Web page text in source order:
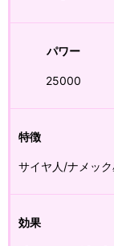
パワー
25000
特徴
サイヤ人/ナメック
効果